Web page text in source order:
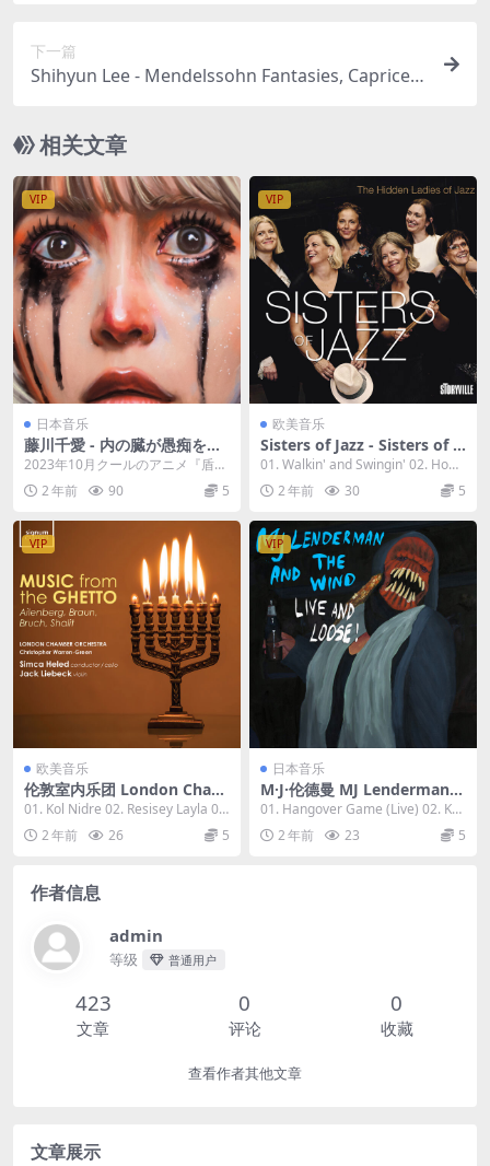
下一篇
Shihyun Lee - Mendelssohn Fantasies, Caprices,
[Hi-Res Flac 2.78GB]
相关文章
VIP
日本音乐
藤川千愛 - 内の臓が愚痴をこ
ぼすもので 2023 [24Bit/48k
Hz] [Hi-Res Flac 625MB]
2023年10月クールのアニメ『盾の
勇者の成り上がり Season 3』『聖
剣学...2 年前 90 5
VIP
欧美音乐
Sisters of Jazz - Sisters of J
azz 2023 [24Bit/96kHz] [Hi-
Res Flac 1.09GB]
01. Walkin' and Swingin' 02. How
HigAh t...
2 年前 30 5
VIP
欧美音乐
伦敦室内乐团 London Cham
ber Orchestra - Music from
the Ghetto Ailenberg, Brau
n, Bruch, Shalit 2023 [24Bi
01. Kol Nidre 02. Resisey Layla 03.
Min ...
2 年前 26 5
VIP
日本音乐
M·J·伦德曼 MJ Lenderman -
And The Wind (Live and Lo
ose!) 2023 [24bit/48kHz] [H
i-Res Flac 675MB]
01. Hangover Game (Live) 02. Kn
ockin (Li...
2 年前 23 5
作者信息
admin
等级 普通用户
423
文章
0
评论
0
收藏
查看作者其他文章
文章展示